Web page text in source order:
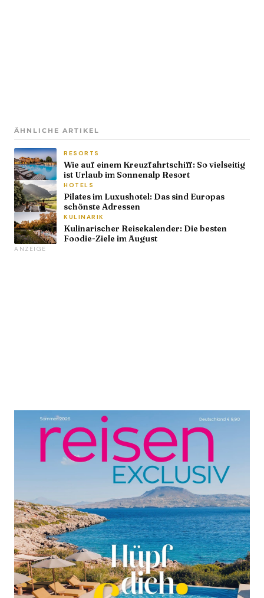
ÄHNLICHE ARTIKEL
RESORTS
Wie auf einem Kreuzfahrtschiff: So vielseitig
ist Urlaub im Sonnenalp Resort
HOTELS
Pilates im Luxushotel: Das sind Europas
schönste Adressen
KULINARIK
Kulinarischer Reisekalender: Die besten
Foodie-Ziele im August
ANZEIGE